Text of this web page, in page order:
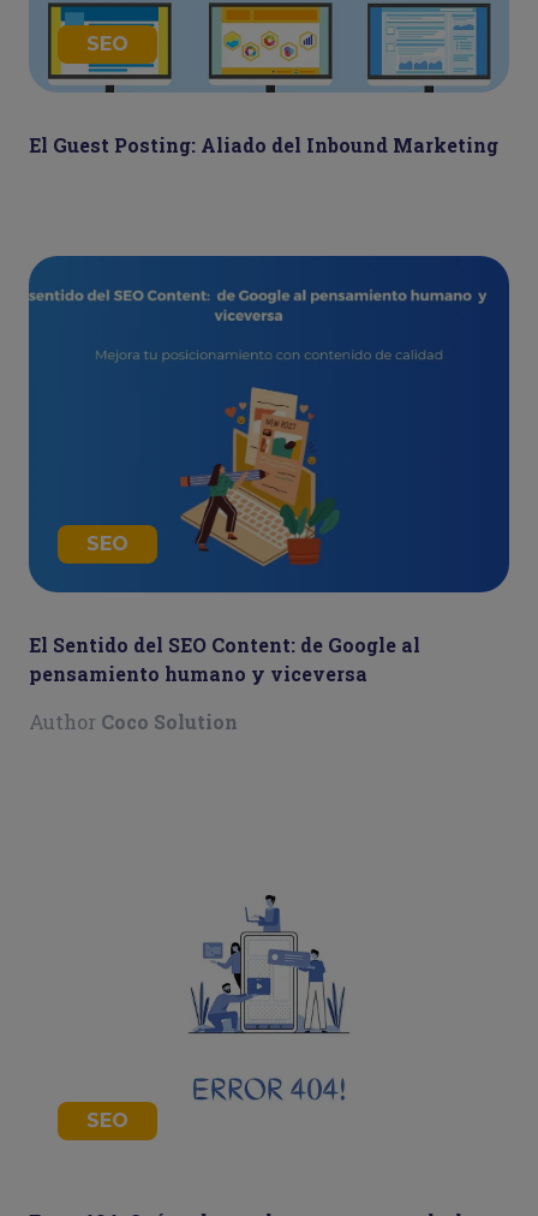
SEO
El Guest Posting: Aliado del Inbound Marketing
SEO
El Sentido del SEO Content: de Google al
pensamiento humano y viceversa
Author Coco Solution
SEO